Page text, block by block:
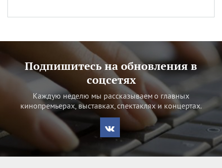
Подпишитесь на обновления в
соцсетях
Каждую неделю мы рассказываем о главных
кинопремьерах, выставках, спектаклях и концертах.